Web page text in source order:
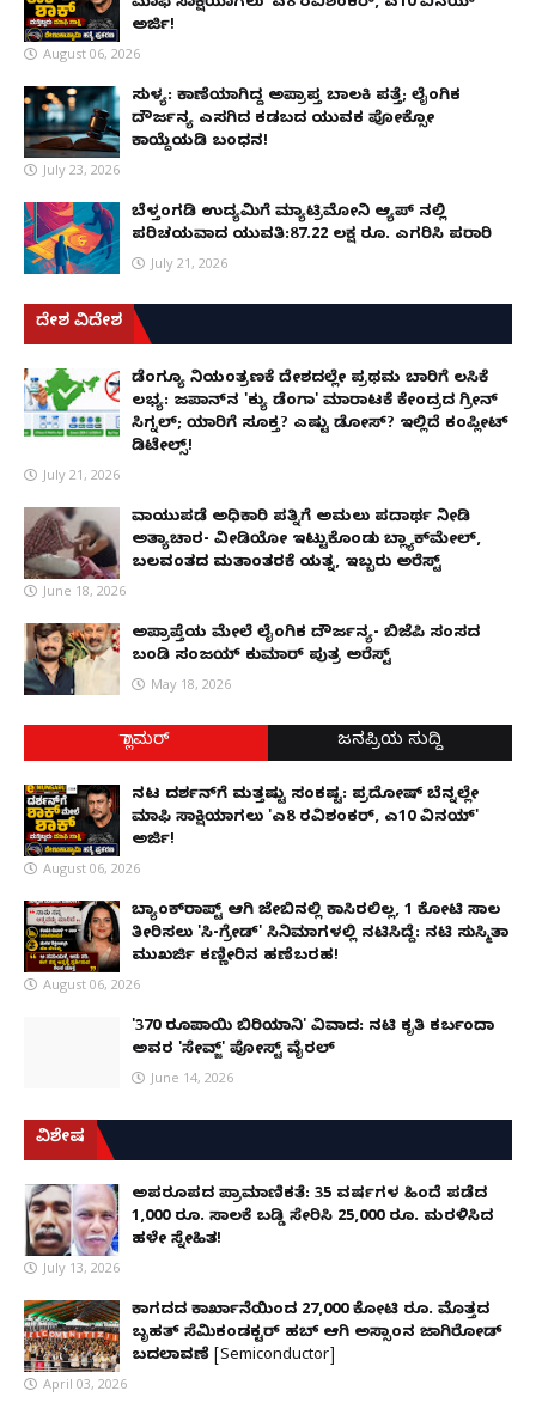
ಅರ್ಜಿ!
August 06, 2026
ಸುಳ್ಯ: ಕಾಣೆಯಾಗಿದ್ದ ಅಪ್ರಾಪ್ತ ಬಾಲಕಿ ಪತ್ತೆ; ಲೈಂಗಿಕ
ದೌರ್ಜನ್ಯ ಎಸಗಿದ ಕಡಬದ ಯುವಕ ಪೋಕ್ಸೋ
ಕಾಯ್ದೆಯಡಿ ಬಂಧನ!
July 23, 2026
ಬೆಳ್ತಂಗಡಿ ಉದ್ಯಮಿಗೆ ಮ್ಯಾಟ್ರಿಮೋನಿ ಆ್ಯಪ್ ನಲ್ಲಿ
ಪರಿಚಯವಾದ ಯುವತಿ:87.22 ಲಕ್ಷ ರೂ. ಎಗರಿಸಿ ಪರಾರಿ
July 21, 2026
ದೇಶ ವಿದೇಶ
ಡೆಂಗ್ಯೂ ನಿಯಂತ್ರಣಕ್ಕೆ ದೇಶದಲ್ಲೇ ಪ್ರಥಮ ಬಾರಿಗೆ ಲಸಿಕೆ
ಲಭ್ಯ: ಜಪಾನ್‌ನ 'ಕ್ಯು ಡೆಂಗಾ' ಮಾರಾಟಕ್ಕೆ ಕೇಂದ್ರದ ಗ್ರೀನ್
ಸಿಗ್ನಲ್; ಯಾರಿಗೆ ಸೂಕ್ತ? ಎಷ್ಟು ಡೋಸ್? ಇಲ್ಲಿದೆ ಕಂಪ್ಲೀಟ್
ಡಿಟೇಲ್ಸ್!
July 21, 2026
ವಾಯುಪಡೆ ಅಧಿಕಾರಿ ಪತ್ನಿಗೆ ಅಮಲು ಪದಾರ್ಥ ನೀಡಿ
ಅತ್ಯಾಚಾರ- ವೀಡಿಯೋ ಇಟ್ಟುಕೊಂಡು ಬ್ಲ್ಯಾಕ್‌ಮೇಲ್,
ಬಲವಂತದ ಮತಾಂತರಕ್ಕೆ ಯತ್ನ, ಇಬ್ಬರು ಅರೆಸ್ಟ್
June 18, 2026
ಅಪ್ರಾಪ್ತೆಯ ಮೇಲೆ ಲೈಂಗಿಕ ದೌರ್ಜನ್ಯ- ಬಿಜೆಪಿ ಸಂಸದ
ಬಂಡಿ ಸಂಜಯ್ ಕುಮಾರ್ ಪುತ್ರ ಅರೆಸ್ಟ್
May 18, 2026
ಗ್ಲಾಮರ್ ಜನಪ್ರಿಯ ಸುದ್ದಿ
ನಟ ದರ್ಶನ್‌ಗೆ ಮತ್ತಷ್ಟು ಸಂಕಷ್ಟ: ಪ್ರದೋಷ್ ಬೆನ್ನಲ್ಲೇ
ಮಾಫಿ ಸಾಕ್ಷಿಯಾಗಲು 'ಎ8 ರವಿಶಂಕರ್, ಎ10 ವಿನಯ್'
ಅರ್ಜಿ!
August 06, 2026
ಬ್ಯಾಂಕ್‌ರಾಪ್ಟ್‌ ಆಗಿ ಜೇಬಿನಲ್ಲಿ ಕಾಸಿರಲಿಲ್ಲ, ₹1 ಕೋಟಿ ಸಾಲ
ತೀರಿಸಲು 'ಸಿ-ಗ್ರೇಡ್' ಸಿನಿಮಾಗಳಲ್ಲಿ ನಟಿಸಿದ್ದೆ: ನಟಿ ಸುಸ್ಮಿತಾ
ಮುಖರ್ಜಿ ಕಣ್ಣೀರಿನ ಹಣೆಬರಹ!
August 06, 2026
'370 ರೂಪಾಯಿ ಬಿರಿಯಾನಿ' ವಿವಾದ: ನಟಿ ಕೃತಿ ಕರ್ಬಂದಾ
ಅವರ 'ಸೇವ್ಜ್' ಪೋಸ್ಟ್ ವೈರಲ್
June 14, 2026
ವಿಶೇಷ
ಅಪರೂಪದ ಪ್ರಾಮಾಣಿಕತೆ: 35 ವರ್ಷಗಳ ಹಿಂದೆ ಪಡೆದ
1,000 ರೂ. ಸಾಲಕ್ಕೆ ಬಡ್ಡಿ ಸೇರಿಸಿ 25,000 ರೂ. ಮರಳಿಸಿದ
ಹಳೇ ಸ್ನೇಹಿತ!
July 13, 2026
ಕಾಗದದ ಕಾರ್ಖಾನೆಯಿಂದ 27,000 ಕೋಟಿ ರೂ. ಮೊತ್ತದ
ಬೃಹತ್ ಸೆಮಿಕಂಡಕ್ಟರ್ ಹಬ್ ಆಗಿ ಅಸ್ಸಾಂನ ಜಾಗಿರೋಡ್
ಬದಲಾವಣೆ [Semiconductor]
April 03, 2026